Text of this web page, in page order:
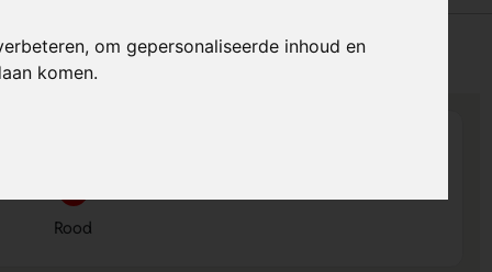
om gepersonaliseerde inhoud en
komen.
Prijs op aanvraag
Rood